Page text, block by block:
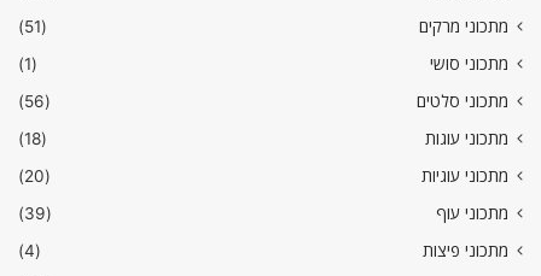
מתכוני מרקים
(51)
מתכוני סושי
(1)
מתכוני סלטים
(56)
מתכוני עוגות
(18)
מתכוני עוגיות
(20)
מתכוני עוף
(39)
מתכוני פיצות
(4)